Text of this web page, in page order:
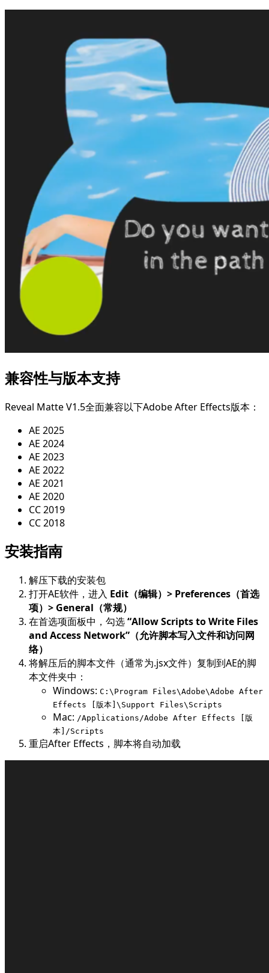
兼容性与版本支持
Reveal Matte V1.5全面兼容以下Adobe After Effects版本：
AE 2025
AE 2024
AE 2023
AE 2022
AE 2021
AE 2020
CC 2019
CC 2018
安装指南
解压下载的安装包
打开AE软件，进入 Edit（编辑）> Preferences（首选
项）> General（常规）
在首选项面板中，勾选“Allow Scripts to Write Files
and Access Network”（允许脚本写入文件和访问网
络）
将解压后的脚本文件（通常为.jsx文件）复制到AE的脚
本文件夹中：
Windows: C:\Program Files\Adobe\Adobe After
Effects [版本]\Support Files\Scripts
Mac: /Applications/Adobe After Effects [版
本]/Scripts
重启After Effects，脚本将自动加载